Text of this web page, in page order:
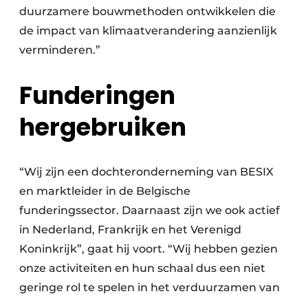
duurzamere bouwmethoden ontwikkelen die
de impact van klimaatverandering aanzienlijk
verminderen.”
Funderingen
hergebruiken
“Wij zijn een dochteronderneming van BESIX
en marktleider in de Belgische
funderingssector. Daarnaast zijn we ook actief
in Nederland, Frankrijk en het Verenigd
Koninkrijk”, gaat hij voort. “Wij hebben gezien
onze activiteiten en hun schaal dus een niet
geringe rol te spelen in het verduurzamen van